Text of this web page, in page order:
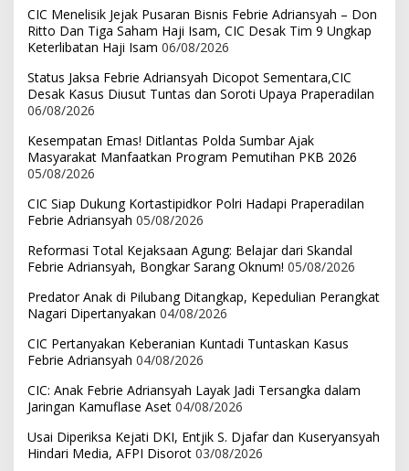
CIC Menelisik Jejak Pusaran Bisnis Febrie Adriansyah – Don
Ritto Dan Tiga Saham Haji Isam, CIC Desak Tim 9 Ungkap
Keterlibatan Haji Isam 06/08/2026
Status Jaksa Febrie Adriansyah Dicopot Sementara,CIC
Desak Kasus Diusut Tuntas dan Soroti Upaya Praperadilan
06/08/2026
Kesempatan Emas! Ditlantas Polda Sumbar Ajak
Masyarakat Manfaatkan Program Pemutihan PKB 2026
05/08/2026
CIC Siap Dukung Kortastipidkor Polri Hadapi Praperadilan
Febrie Adriansyah 05/08/2026
Reformasi Total Kejaksaan Agung: Belajar dari Skandal
Febrie Adriansyah, Bongkar Sarang Oknum! 05/08/2026
Predator Anak di Pilubang Ditangkap, Kepedulian Perangkat
Nagari Dipertanyakan 04/08/2026
CIC Pertanyakan Keberanian Kuntadi Tuntaskan Kasus
Febrie Adriansyah 04/08/2026
CIC: Anak Febrie Adriansyah Layak Jadi Tersangka dalam
Jaringan Kamuflase Aset 04/08/2026
Usai Diperiksa Kejati DKI, Entjik S. Djafar dan Kuseryansyah
Hindari Media, AFPI Disorot 03/08/2026